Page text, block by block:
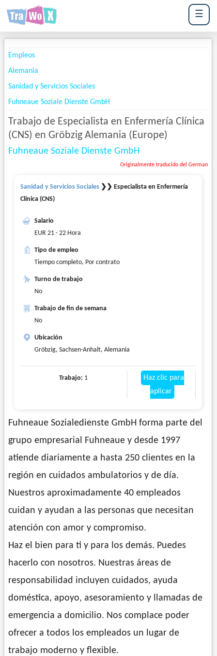
☰
Empleos
Alemania
Sanidad y Servicios Sociales
Fuhneaue Soziale Dienste GmbH
Trabajo de Especialista en Enfermería Clínica
(CNS) en Gröbzig Alemania (Europe)
Fuhneaue Soziale Dienste GmbH
Originalmente traducido del German
Sanidad y Servicios Sociales❯❯ Especialista en Enfermería
Clínica (CNS)
Salario
EUR 21 - 22 Hora
Tipo de empleo
Tiempo completo, Por contrato
Turno de trabajo
No
Trabajo de fin de semana
No
Ubicación
Gröbzig, Sachsen-Anhalt, Alemania
Trabajo: 1
Haz clic para
aplicar
Fuhneaue Sozialedienste GmbH forma parte del
grupo empresarial Fuhneaue y desde 1997
atiende diariamente a hasta 250 clientes en la
región en cuidados ambulatorios y de día.
Nuestros aproximadamente 40 empleados
cuidan y ayudan a las personas que necesitan
atención con amor y compromiso.
Haz el bien para ti y para los demás. Puedes
hacerlo con nosotros. Nuestras áreas de
responsabilidad incluyen cuidados, ayuda
doméstica, apoyo, asesoramiento y llamadas de
emergencia a domicilio. Nos complace poder
ofrecer a todos los empleados un lugar de
trabajo moderno y flexible.